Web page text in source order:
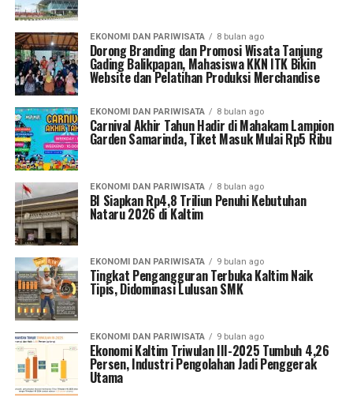
EKONOMI DAN PARIWISATA 8 bulan ago
Dorong Branding dan Promosi Wisata Tanjung
Gading Balikpapan, Mahasiswa KKN ITK Bikin
Website dan Pelatihan Produksi Merchandise
EKONOMI DAN PARIWISATA 8 bulan ago
Carnival Akhir Tahun Hadir di Mahakam Lampion
Garden Samarinda, Tiket Masuk Mulai Rp5 Ribu
EKONOMI DAN PARIWISATA 8 bulan ago
BI Siapkan Rp4,8 Triliun Penuhi Kebutuhan
Nataru 2026 di Kaltim
EKONOMI DAN PARIWISATA 9 bulan ago
Tingkat Pengangguran Terbuka Kaltim Naik
Tipis, Didominasi Lulusan SMK
EKONOMI DAN PARIWISATA 9 bulan ago
Ekonomi Kaltim Triwulan III-2025 Tumbuh 4,26
Persen, Industri Pengolahan Jadi Penggerak
Utama